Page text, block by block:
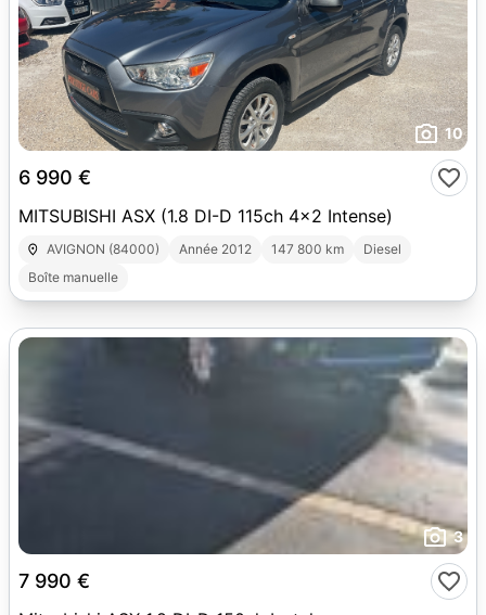
10
6 990 €
MITSUBISHI ASX (1.8 DI-D 115ch 4x2 Intense)
AVIGNON (84000) Année 2012 147 800 km
Diesel
Boîte manuelle
3
7 990 €